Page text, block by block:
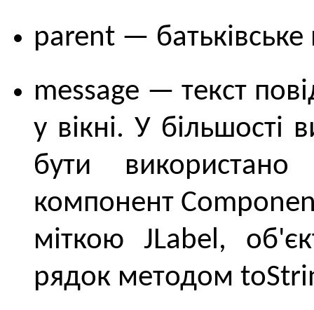
parent — батьківське
message — текст
у вікні. У
бути
компонент
міткою JLabel,
рядок методом